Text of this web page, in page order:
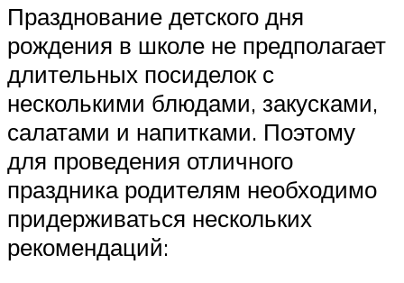
Празднование детского дня
рождения в школе не предполагает
длительных посиделок с
несколькими блюдами, закусками,
салатами и напитками. Поэтому
для проведения отличного
праздника родителям необходимо
придерживаться нескольких
рекомендаций: